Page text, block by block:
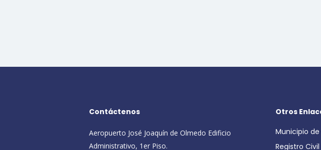
Contáctenos
Aeropuerto José Joaquín de Olmedo Edificio
Administrativo, 1er Piso.
Otros
Municipio
Registro Civil